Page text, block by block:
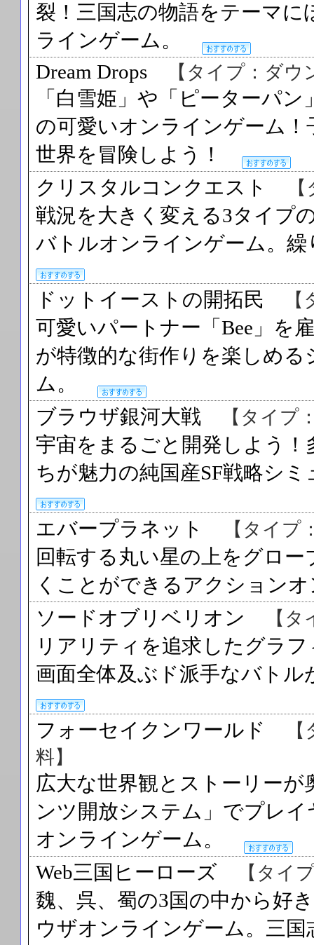
裂！三国志の物語をテーマ
ラインゲーム。
Dream Drops
【タイプ：ダ
「白雪姫」や「ピーターパ
の可愛いオンラインゲーム
世界を冒険しよう！
クリスタルコンクエスト
戦況を大きく変える3タイプ
バトルオンラインゲーム。
ドットイーストの開拓民
可愛いパートナー「Bee」を
が特徴的な街作りを楽しめ
ム。
ブラウザ銀河大戦
【タイ
宇宙をまるごと開発しよう
ちが魅力の純国産SF戦略シ
エバープラネット 【タイ
回転する丸い星の上をグロ
くことができるアクション
ソードオブリベリオン
【
リアリティを追求したグラ
画面全体及ぶド派手なバト
フォーセイクンワールド
料】
広大な世界観とストーリー
ンツ開放システム」でプレ
オンラインゲーム。
Web三国ヒーローズ
【タイ
魏、呉、蜀の3国の中から好
ウザオンラインゲーム。三